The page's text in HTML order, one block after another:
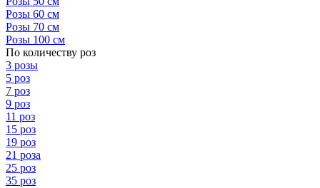
Розы 60 см
Розы 70 см
Розы 100 см
По количеству роз
3 розы
5 роз
7 роз
9 роз
11 роз
15 роз
19 роз
21 роза
25 роз
35 роз